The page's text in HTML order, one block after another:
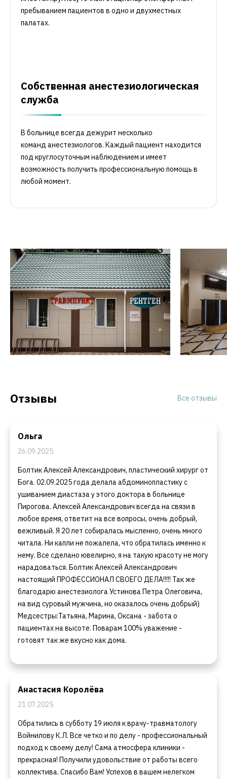
пребыванием пациентов в одно и двухместных
палатах.
Собственная анестезиологическая
служба
В больнице всегда дежурит несколько
команд анестезиологов. Каждый пациент находится
под круглосуточным наблюдением и имеет
возможность получить профессиональную помощь в
любой момент.
Отзывы Все отзывы
Ольга
26.09.2025
Болтик Алексей Александрович, пластический хирург от
Бога. 02.09.2025 года делала абдоминопластику с
ушиванием диастаза у этого доктора в больнице
Пирогова. Алексей Александрович всегда на связи в
любое время, ответит на все вопросы, очень добрый,
вежливый. Я 20 лет собиралась мысленно, очень много
читала. Ни капли не пожалела, что обратилась именно к
нему. Все сделано ювелирно, я на такую красоту не могу
нарадоваться. Болтик Алексей Александрович
настоящий ПРОФЕССИОНАЛ СВОЕГО ДЕЛА!!!!! Так же
благодарю анестезиолога Устинова Петра Олеговича,
на вид суровый мужчина, но оказалось очень добрый)
Медсестры:Татьяна, Марина, Оксана - забота о
пациентах на высоте. Поварам 100% уважение -
готовят так же вкусно как дома.
Анастасия Королёва
21.07.2025
Обратились в субботу 19 июля к врачу-травматологу
Войнилову К.Л. Все четко и по делу - профессиональный
подход к своему делу! Сама атмосфера клиники -
прекрасная! Получили удовольствие от работы всего
коллектива. Спасибо Вам! Успехов в вашем нелегком